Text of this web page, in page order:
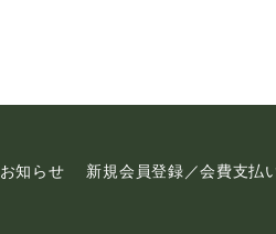
お知らせ 新規会員登録／会費支払